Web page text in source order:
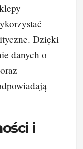
Dzięki
danych o
i